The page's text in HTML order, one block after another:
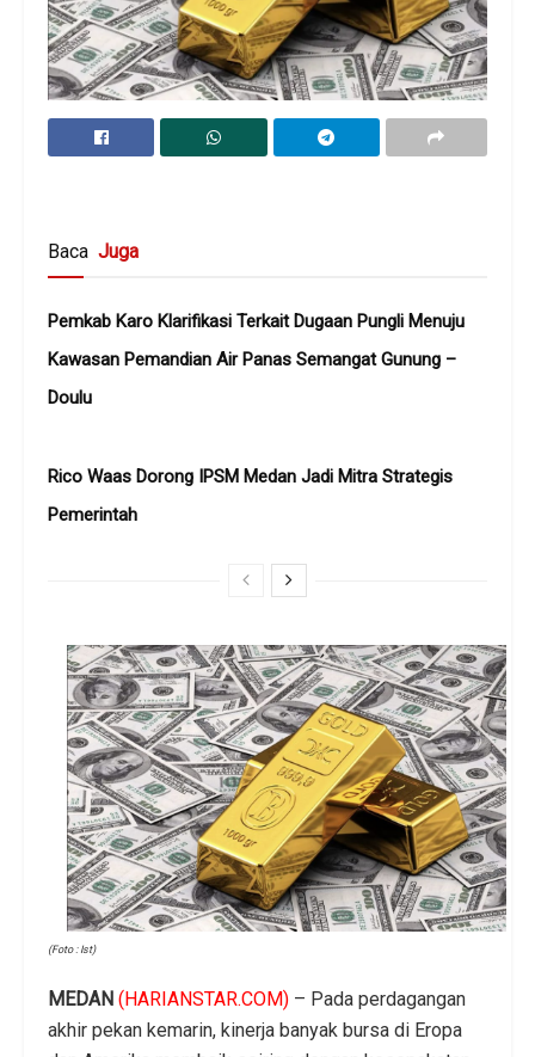
Baca Juga
Pemkab Karo Klarifikasi Terkait Dugaan Pungli Menuju
Kawasan Pemandian Air Panas Semangat Gunung –
Doulu ‎
Rico Waas Dorong IPSM Medan Jadi Mitra Strategis
Pemerintah
(Foto : Ist)
MEDAN (HARIANSTAR.COM) – Pada perdagangan
akhir pekan kemarin, kinerja banyak bursa di Eropa